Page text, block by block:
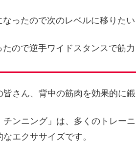
ったので次のレベルに移りたい
ので逆手ワイドスタンスで筋
さん、背中の筋肉を効果的に
チンニング」は、多くのトレー
エクササイズです。